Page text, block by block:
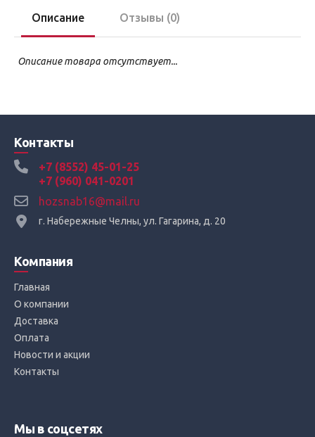
Описание Отзывы (0)
Описание товара отсутствует...
Контакты
+7 (8552) 45-01-25
+7 (960) 041-0201
hozsnab16@mail.ru
г. Набережные Челны, ул. Гагарина, д. 20
Компания
Главная
О компании
Доставка
Оплата
Новости и акции
Контакты
Мы в соцсетях